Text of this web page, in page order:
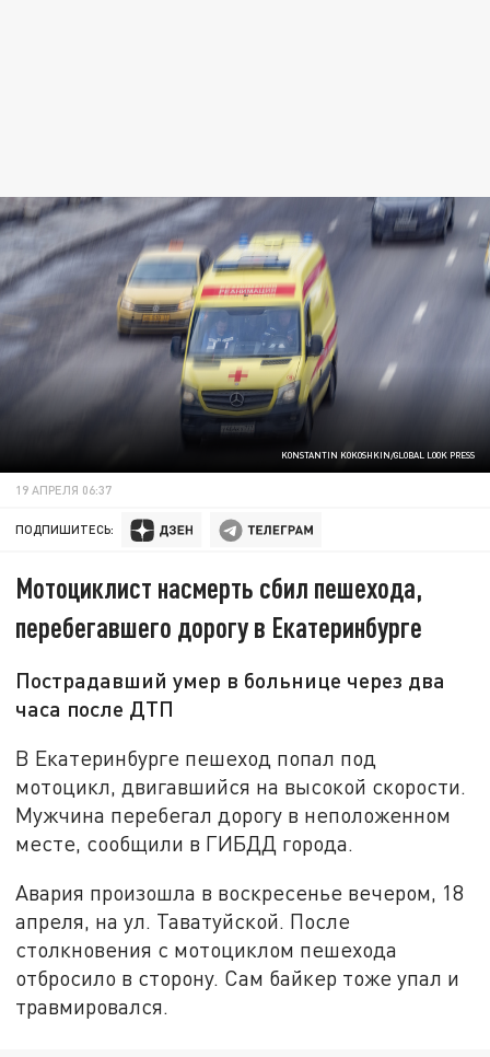
KONSTANTIN KOKOSHKIN/GLOBAL LOOK PRESS
19 АПРЕЛЯ 06:37
ПОДПИШИТЕСЬ:
Мотоциклист насмерть сбил пешехода,
перебегавшего дорогу в Екатеринбурге
Пострадавший умер в больнице через два
часа после ДТП
В Екатеринбурге пешеход попал под
мотоцикл, двигавшийся на высокой скорости.
Мужчина перебегал дорогу в неположенном
месте, сообщили в ГИБДД города.
Авария произошла в воскресенье вечером, 18
апреля, на ул. Таватуйской. После
столкновения с мотоциклом пешехода
отбросило в сторону. Сам байкер тоже упал и
травмировался.